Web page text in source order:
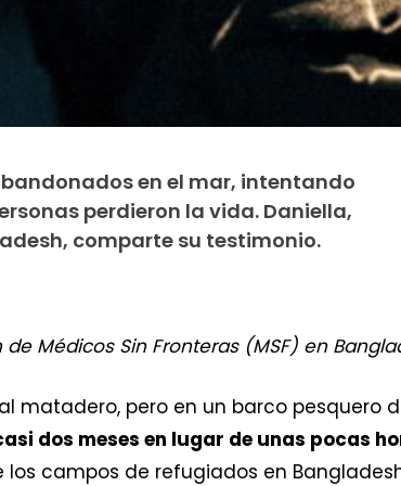
en el mar, intentando
perdieron la vida. Daniella,
comparte su testimonio.
Médicos Sin Fronteras (MSF) en
matadero, pero en un barco pesquero
dos meses en lugar de unas pocas
los campos de refugiados en